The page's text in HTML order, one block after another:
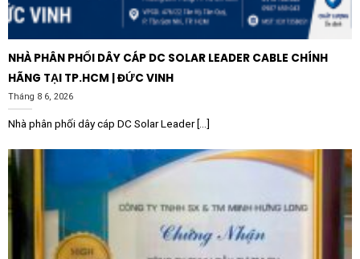
NHÀ PHÂN PHỐI DÂY CÁP DC SOLAR LEADER CABLE CHÍNH
HÃNG TẠI TP.HCM | ĐỨC VINH
Tháng 8 6, 2026
Nhà phân phối dây cáp DC Solar Leader [...]